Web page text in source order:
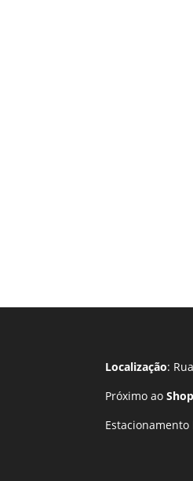
Localização:
Próximo ao
Estacionamento